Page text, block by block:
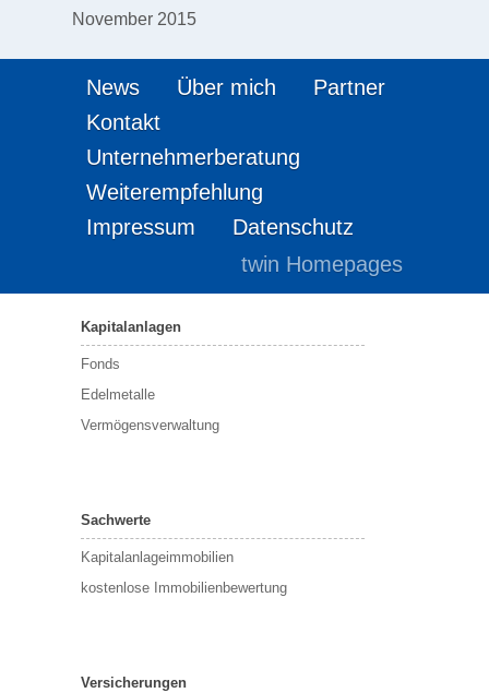
November 2015
News Über mich
Partner
Kontakt
Unternehmerberatung
Weiterempfehlung
Impressum
Datenschutz
twin Homepages
Kapitalanlagen
Fonds
Edelmetalle
Vermögensverwaltung
Sachwerte
Kapitalanlageimmobilien
kostenlose Immobilienbewertung
Versicherungen